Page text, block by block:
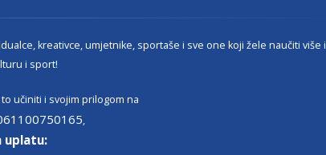
kreativce, umjetnike, sportaše i sve one koji žele naučiti više i
i sport!
učiniti i svojim prilogom na
,
uplatu: